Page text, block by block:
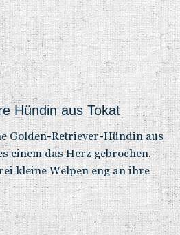
Hündin aus Tokat
Golden-Retriever-Hündin aus
einem das Herz gebrochen.
kleine Welpen eng an ihre